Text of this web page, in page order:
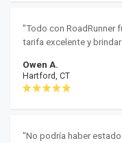
"Todo con RoadRunner
tarifa excelente y
Owen A.
Hartford, CT
"No podría haber